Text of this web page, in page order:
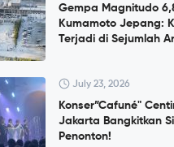
Gempa Magnitudo
Kumamoto Jepang:
Terjadi di Sejumlah
July 23, 2026
Konser”Cafuné"
Jakarta Bangkitkan
Penonton!